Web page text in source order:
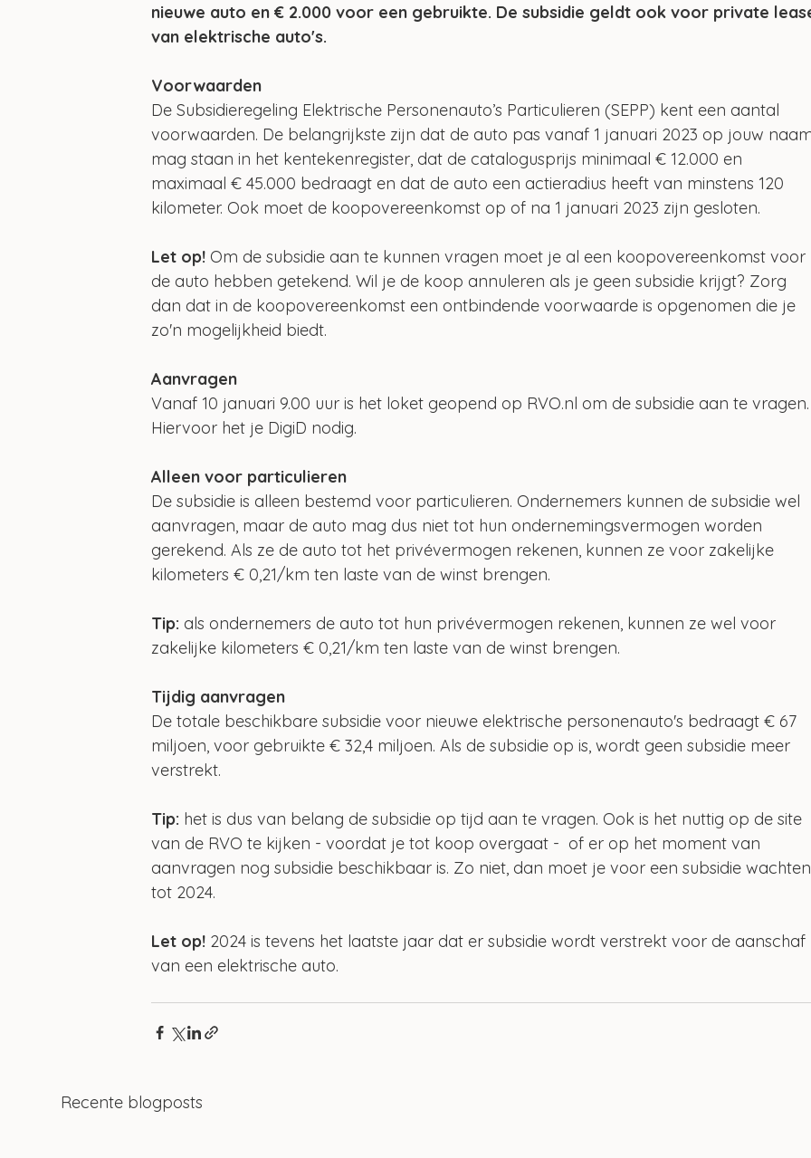
nieuwe auto en € 2.000 voor een gebruikte. De subsidie geldt ook voor private
van elektrische auto's.
Voorwaarden
De Subsidieregeling Elektrische Personenauto’s Particulieren (SEPP) kent een aantal
voorwaarden. De belangrijkste zijn dat de auto pas vanaf 1 januari 2023 op jouw
mag staan in het kentekenregister, dat de catalogusprijs minimaal € 12.000 en
maximaal € 45.000 bedraagt en dat de auto een actieradius heeft van minstens 120
kilometer. Ook moet de koopovereenkomst op of na 1 januari 2023 zijn gesloten.
Let op! Om de subsidie aan te kunnen vragen moet je al een koopovereenkomst voor
de auto hebben getekend. Wil je de koop annuleren als je geen subsidie krijgt? Zorg
dan dat in de koopovereenkomst een ontbindende voorwaarde is opgenomen die je
zo'n mogelijkheid biedt.
Aanvragen
Vanaf 10 januari 9.00 uur is het loket geopend op RVO.nl om de subsidie aan te
Hiervoor het je DigiD nodig.
Alleen voor particulieren
De subsidie is alleen bestemd voor particulieren. Ondernemers kunnen de subsidie wel
aanvragen, maar de auto mag dus niet tot hun ondernemingsvermogen worden
gerekend. Als ze de auto tot het privévermogen rekenen, kunnen ze voor zakelijke
kilometers € 0,21/km ten laste van de winst brengen.
Tip: als ondernemers de auto tot hun privévermogen rekenen, kunnen ze wel voor
zakelijke kilometers € 0,21/km ten laste van de winst brengen.
Tijdig aanvragen
De totale beschikbare subsidie voor nieuwe elektrische personenauto's bedraagt € 67
miljoen, voor gebruikte € 32,4 miljoen. Als de subsidie op is, wordt geen subsidie meer
verstrekt.
Tip: het is dus van belang de subsidie op tijd aan te vragen. Ook is het nuttig op de site
van de RVO te kijken - voordat je tot koop overgaat -  of er op het moment van
aanvragen nog subsidie beschikbaar is. Zo niet, dan moet je voor een subsidie
tot 2024.
Let op! 2024 is tevens het laatste jaar dat er subsidie wordt verstrekt voor de aanschaf
van een elektrische auto.
Recente blogposts